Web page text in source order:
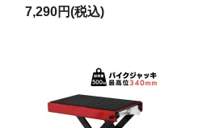
7,290円(税込)